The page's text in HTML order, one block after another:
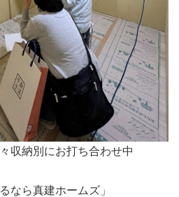
収納別にお打ち合わせ中
なら真建ホームズ」